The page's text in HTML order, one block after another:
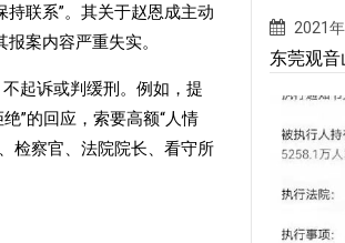
持联系”。其关于赵恩成主动
案内容严重失实。
起诉或判缓刑。例如，提
”的回应，索要高额“人情
检察官、法院院长、看守所
2021
东莞观音